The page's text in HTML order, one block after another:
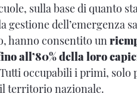
sulla base di quanto
gestione dell’emergenza
hanno consentito un
all’80% della loro
occupabili i primi,
territorio nazionale.